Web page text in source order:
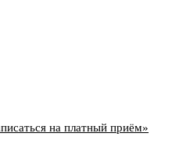
на платный приём»